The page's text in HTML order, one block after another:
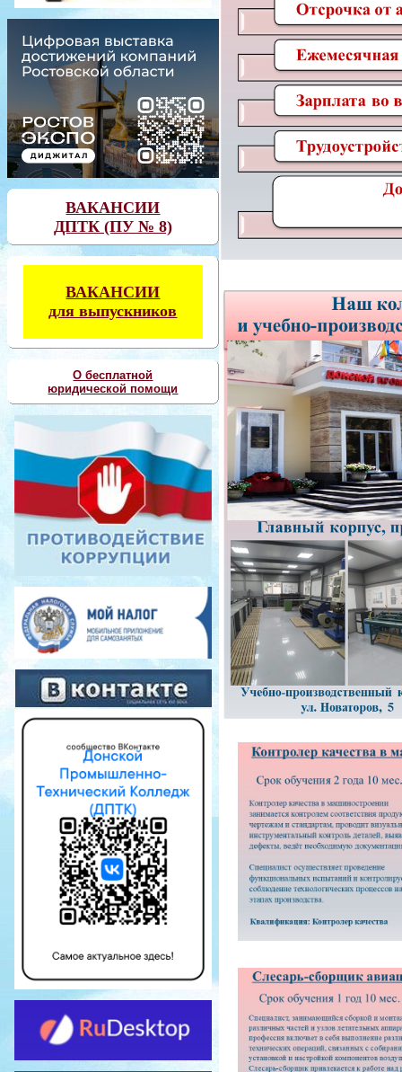
ВАКАНСИИ
ДПТК (ПУ № 8)
ВАКАНСИИ
для выпускников
О бесплатной
юридической помощи